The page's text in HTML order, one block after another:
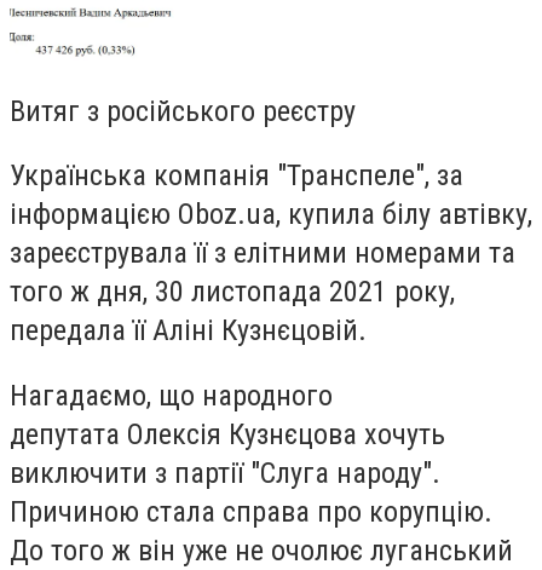
Витяг з російського реєстру
Українська компанія "Транспеле", за
інформацією Oboz.ua, купила білу автівку,
зареєструвала її з елітними номерами та
того ж дня, 30 листопада 2021 року,
передала її Аліні Кузнєцовій.
Нагадаємо, що народного
депутата Олексія Кузнєцова хочуть
виключити з партії "Слуга народу".
Причиною стала справа про корупцію.
До того ж він уже не очолює луганський